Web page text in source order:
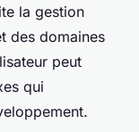
la gestion
des domaines
peut
qui